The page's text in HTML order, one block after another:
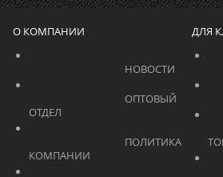
О КОМПАНИИ ДЛЯ